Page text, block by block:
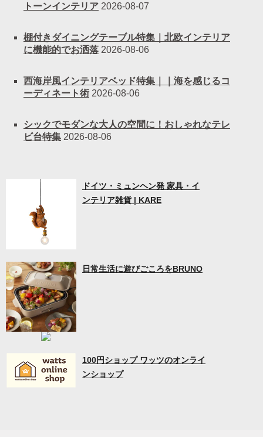
トーンインテリア 2026-08-07
棚付きダイニングテーブル特集｜北欧インテリア
に機能的でお洒落 2026-08-06
西海岸風インテリアベッド特集｜｜海を感じるコ
ーディネート術 2026-08-06
シックでモダンな大人の空間に！おしゃれなテレ
ビ台特集 2026-08-06
ドイツ・ミュンヘン発 家具・イ
ンテリア雑貨 | KARE
日常生活に遊びごころをBRUNO
100円ショップ ワッツのオンライ
ンショップ